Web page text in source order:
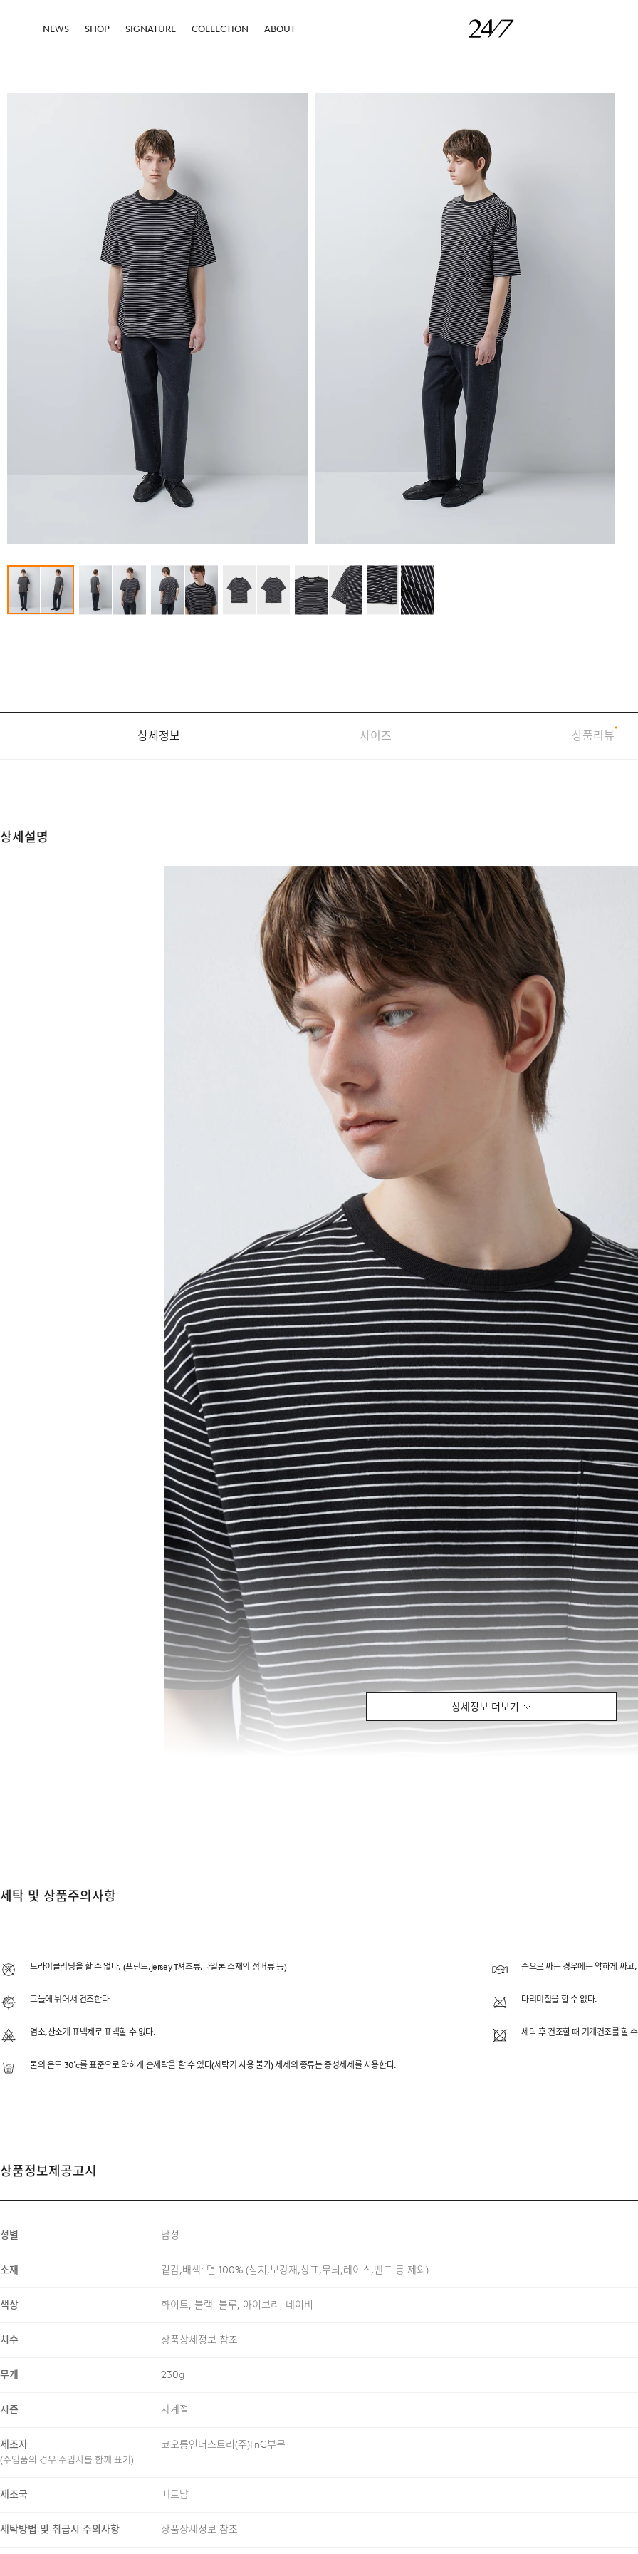
NEWS SHOP SIGNATURE COLLECTION ABOUT
상세정보 사이즈 상품리뷰
상세정보 더보기
상세설명
부드러우면서도 비침 없는 20수 코튼 원사를 사용하여 산뜻한 착용감을 선사합니다.
SIDE SLIT WITH HERRINGBONE TAPE
엄격한 품질 관리를 거친 COTTON USA 인증 원단으로 제작되어 독보적인 컬러 표현력과
간격과 감각적인 색감이 조화를 이루어, 단품 착용은 물론 아우터 안의 포인트 이너로도 활용
세탁 및 상품주의사항
드라이클리닝을 할 수 없다. (프린트,jersey T셔츠류,나일론 소재의 점퍼류 등) 손으로 짜는 경우에는 약하게 짜
그늘에 뉘어서 건조한다 다리미질을 할 수 없다.
염소,산소계 표백제로 표백할 수 없다. 세탁 후 건조할 때 기계건조를 할
물의 온도 30˚c를 표준으로 약하게 손세탁을 할 수 있다(세탁기 사용 불가) 세제의 종류는 중성세제를 사용한다.
상품정보제공고시
성별 남성
소재 겉감,배색: 면 100% (심지,보강재,상표,무늬,레이스,밴드 등 제외)
색상 화이트, 블랙, 블루, 아이보리, 네이비
치수 상품상세정보 참조
무게 230g
시즌 사계절
제조자
(수입품의 경우 수입자를 함께 표기)
코오롱인더스트리(주)FnC부문
제조국 베트남
세탁방법 및 취급시 주의사항 상품상세정보 참조